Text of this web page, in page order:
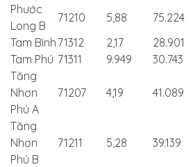
Phước
Long B
71210 5,88 75.224
Tam Bình 71312 2,17 28.901
Tam Phú 71311 9.949 30.743
Tăng
Nhơn
Phú A
71207 4,19 41.089
Tăng
Nhơn
Phú B
71211 5,28 39.139